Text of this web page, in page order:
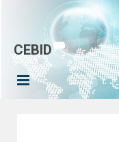
CEBID